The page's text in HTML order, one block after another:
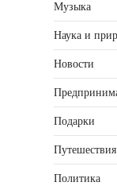
Музыка
Наука и
Новости
Подарки
Путешествия
Политика